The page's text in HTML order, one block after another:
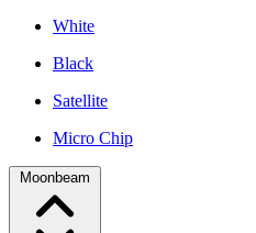
White
Black
Satellite
Micro Chip
Moonbeam